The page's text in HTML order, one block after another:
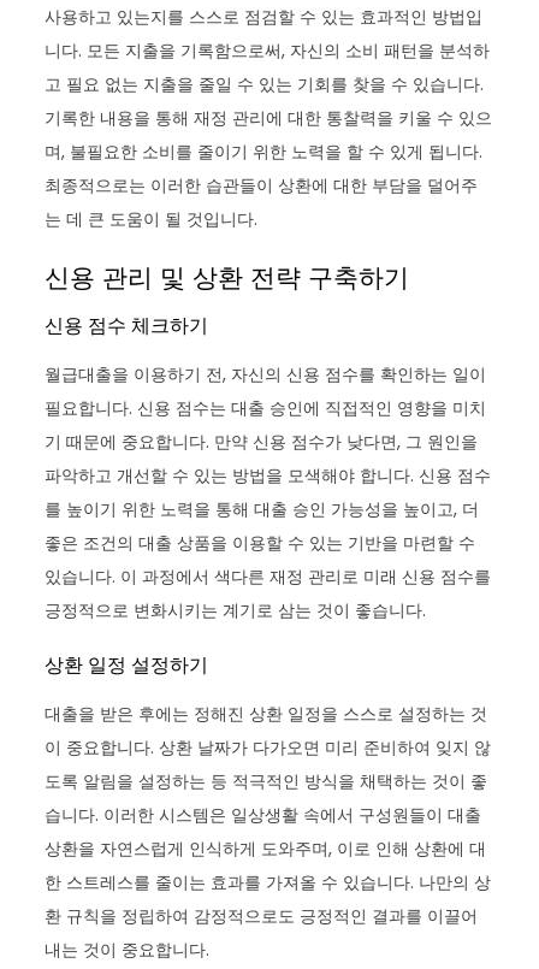
사용하고 있는지를 스스로 점검할 수 있는 효과적인 방법입
니다. 모든 지출을 기록함으로써, 자신의 소비 패턴을 분석하
고 필요 없는 지출을 줄일 수 있는 기회를 찾을 수 있습니다.
기록한 내용을 통해 재정 관리에 대한 통찰력을 키울 수 있으
며, 불필요한 소비를 줄이기 위한 노력을 할 수 있게 됩니다.
최종적으로는 이러한 습관들이 상환에 대한 부담을 덜어주
는 데 큰 도움이 될 것입니다.
신용 관리 및 상환 전략 구축하기
신용 점수 체크하기
월급대출을 이용하기 전, 자신의 신용 점수를 확인하는 일이
필요합니다. 신용 점수는 대출 승인에 직접적인 영향을 미치
기 때문에 중요합니다. 만약 신용 점수가 낮다면, 그 원인을
파악하고 개선할 수 있는 방법을 모색해야 합니다. 신용 점수
를 높이기 위한 노력을 통해 대출 승인 가능성을 높이고, 더
좋은 조건의 대출 상품을 이용할 수 있는 기반을 마련할 수
있습니다. 이 과정에서 색다른 재정 관리로 미래 신용 점수를
긍정적으로 변화시키는 계기로 삼는 것이 좋습니다.
상환 일정 설정하기
대출을 받은 후에는 정해진 상환 일정을 스스로 설정하는 것
이 중요합니다. 상환 날짜가 다가오면 미리 준비하여 잊지 않
도록 알림을 설정하는 등 적극적인 방식을 채택하는 것이 좋
습니다. 이러한 시스템은 일상생활 속에서 구성원들이 대출
상환을 자연스럽게 인식하게 도와주며, 이로 인해 상환에 대
한 스트레스를 줄이는 효과를 가져올 수 있습니다. 나만의 상
환 규칙을 정립하여 감정적으로도 긍정적인 결과를 이끌어
내는 것이 중요합니다.